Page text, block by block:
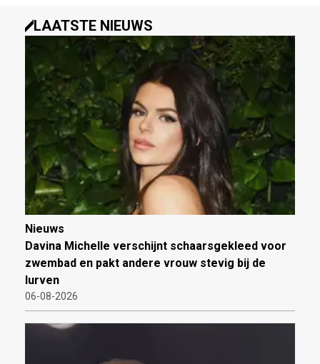
LAATSTE NIEUWS
Nieuws
Davina Michelle verschijnt schaarsgekleed voor
zwembad en pakt andere vrouw stevig bij de
lurven
06-08-2026